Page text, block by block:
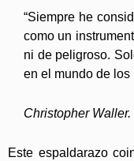
“Siempre he
como un
ni de peligroso.
en el mundo de los
Christopher Waller.
Este espaldarazo